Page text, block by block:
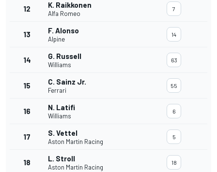
12 K. Raikkonen
Alfa Romeo
7
13 F. Alonso
Alpine
14
14 G. Russell
Williams
63
15 C. Sainz Jr.
Ferrari
55
16 N. Latifi
Williams
6
17 S. Vettel
Aston Martin Racing
5
18 L. Stroll
Aston Martin Racing
18